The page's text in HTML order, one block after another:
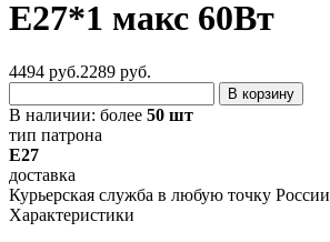
E27*1 макс 60Вт
4494 руб.2289 руб.
В корзину
В наличии: более 50 шт
тип патрона
E27
доставка
Курьерская служба в любую точку России
Характеристики